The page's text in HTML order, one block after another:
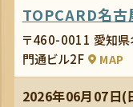
TOPCARD名古
〒460-0011 愛知県
門通ビル2F
MAP
2026年06月07日(